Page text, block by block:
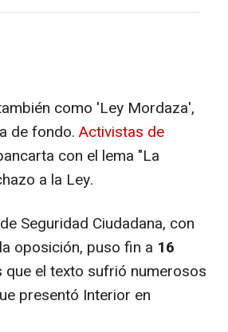
como 'Ley Mordaza',
de fondo. Activistas de
con el lema "La
a la Ley.
Seguridad Ciudadana, con
oposición, puso fin a 16
que el texto sufrió numerosos
presentó Interior en